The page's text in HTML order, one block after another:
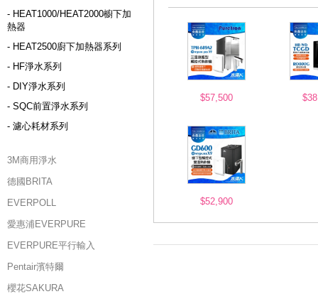
- HEAT1000/HEAT2000櫥下加
熱器
- HEAT2500廚下加熱器系列
- HF淨水系列
- DIY淨水系列
- SQC前置淨水系列
- 濾心耗材系列
3M商用淨水
德國BRITA
EVERPOLL
愛惠浦EVERPURE
EVERPURE平行輸入
Pentair濱特爾
櫻花SAKURA
$57,500
$52,900